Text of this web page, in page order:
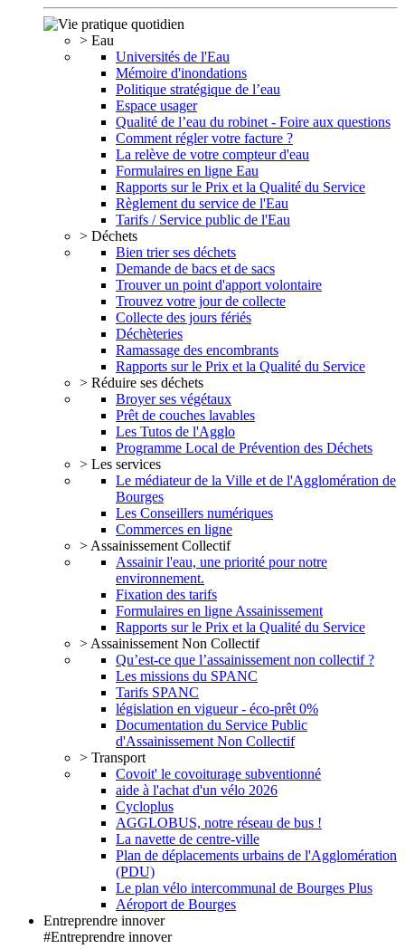
> Eau
Universités de l'Eau
Mémoire d'inondations
Politique stratégique de l’eau
Espace usager
Qualité de l’eau du robinet - Foire aux questions
Comment régler votre facture ?
La relève de votre compteur d'eau
Formulaires en ligne Eau
Rapports sur le Prix et la Qualité du Service
Règlement du service de l'Eau
Tarifs / Service public de l'Eau
> Déchets
Bien trier ses déchets
Demande de bacs et de sacs
Trouver un point d'apport volontaire
Trouvez votre jour de collecte
Collecte des jours fériés
Déchèteries
Ramassage des encombrants
Rapports sur le Prix et la Qualité du Service
> Réduire ses déchets
Broyer ses végétaux
Prêt de couches lavables
Les Tutos de l'Agglo
Programme Local de Prévention des Déchets
> Les services
Le médiateur de la Ville et de l'Agglomération de
Bourges
Les Conseillers numériques
Commerces en ligne
> Assainissement Collectif
Assainir l'eau, une priorité pour notre
environnement.
Fixation des tarifs
Formulaires en ligne Assainissement
Rapports sur le Prix et la Qualité du Service
> Assainissement Non Collectif
Qu’est-ce que l’assainissement non collectif ?
Les missions du SPANC
Tarifs SPANC
législation en vigueur - éco-prêt 0%
Documentation du Service Public
d'Assainissement Non Collectif
> Transport
Covoit' le covoiturage subventionné
aide à l'achat d'un vélo 2026
Cycloplus
AGGLOBUS, notre réseau de bus !
La navette de centre-ville
Plan de déplacements urbains de l'Agglomération
(PDU)
Le plan vélo intercommunal de Bourges Plus
Aéroport de Bourges
Entreprendre innover
#Entreprendre innover